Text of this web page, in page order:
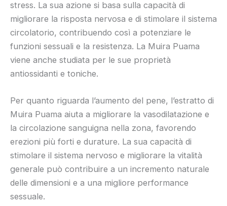
stress. La sua azione si basa sulla capacità di
migliorare la risposta nervosa e di stimolare il sistema
circolatorio, contribuendo così a potenziare le
funzioni sessuali e la resistenza. La Muira Puama
viene anche studiata per le sue proprietà
antiossidanti e toniche.
Per quanto riguarda l’aumento del pene, l’estratto di
Muira Puama aiuta a migliorare la vasodilatazione e
la circolazione sanguigna nella zona, favorendo
erezioni più forti e durature. La sua capacità di
stimolare il sistema nervoso e migliorare la vitalità
generale può contribuire a un incremento naturale
delle dimensioni e a una migliore performance
sessuale.